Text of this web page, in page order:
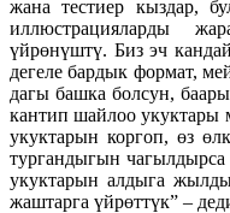
жана тестиер кыздар,
иллюстрацияларды
үйрөнүштү. Биз эч
дегеле бардык формат,
дагы башка болсун,
кантип шайлоо укуктары
укуктарын коргоп, өз
тургандыгын
укуктарын алдыга
жаштарга үйрөттүк” –